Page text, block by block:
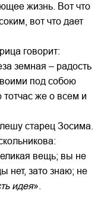
жизнь. Вот что
вот что дает
говорит:
земная – радость
под собою
же о всем и
старец Зосима.
вещь; вы не
нет, зато знаю; не
идея».